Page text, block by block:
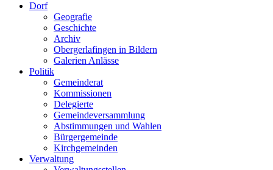
Dorf
Geografie
Geschichte
Archiv
Obergerlafingen in Bildern
Galerien Anlässe
Politik
Gemeinderat
Kommissionen
Delegierte
Gemeindeversammlung
Abstimmungen und Wahlen
Bürgergemeinde
Kirchgemeinden
Verwaltung